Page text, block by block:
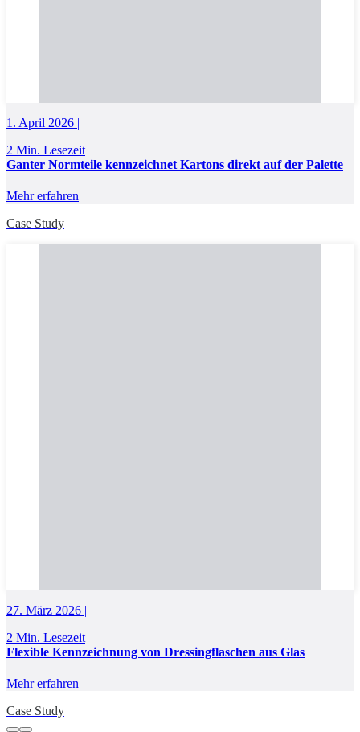
1. April 2026 |
2 Min. Lesezeit
Ganter Normteile kennzeichnet Kartons direkt auf der Palette
Mehr erfahren
Case Study
27. März 2026 |
2 Min. Lesezeit
Flexible Kennzeichnung von Dressingflaschen aus Glas
Mehr erfahren
Case Study